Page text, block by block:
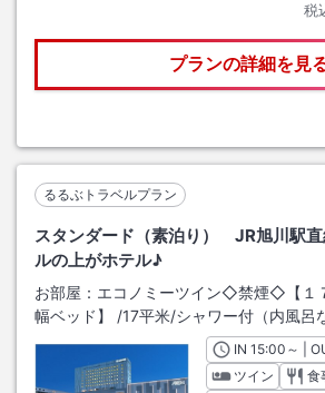
税
プランの詳細を見
るるぶトラベルプラン
スタンダード（素泊り） JR旭川駅
ルの上がホテル♪
お部屋： エコノミーツイン◇禁煙◇【１
幅ベッド】
/17平米/シャワー付（内風呂
INチェックイ
15:00 ～ |
ツイン
食